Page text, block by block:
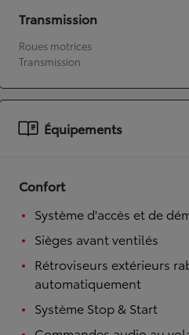
À partir de 19 700 €
Nouvelle Yaris Cross
HYBRIDE
Transmission
Roues motrices
Transmission
Équipements
Confort
Système d'accès et de
Sièges avant ventilés
Rétroviseurs extérieurs
automatiquement
Système Stop & Start